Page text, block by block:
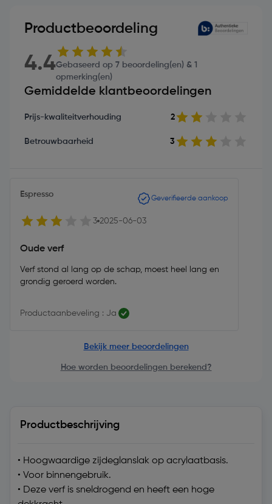
Productbeoordeling
4.4Gebaseerd op 7 beoordeling(en) & 1
opmerking(en)
Gemiddelde klantbeoordelingen
Prijs-kwaliteitverhouding 2
Betrouwbaarheid 3
Espresso Geverifieerde aankoop
3 2025-06-03
Oude verf
Verf stond al lang op de schap, moest heel lang en
grondig geroerd worden.
Productaanbeveling : Ja
Bekijk meer beoordelingen
Hoe worden beoordelingen berekend?
Productbeschrijving
• Hoogwaardige zijdeglanslak op acrylaatbasis.
• Voor binnengebruik.
• Deze verf is sneldrogend en heeft een hoge